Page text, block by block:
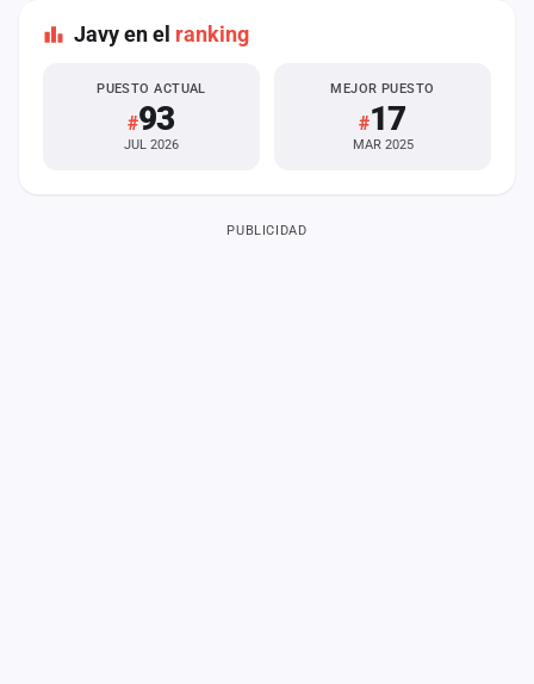
Javy en el ranking
PUESTO ACTUAL
#93
JUL 2026
MEJOR PUESTO
#17
MAR 2025
PUBLICIDAD